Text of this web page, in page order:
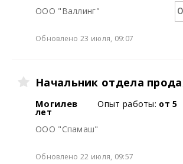
ООО "Валлинг"
Обновлено 23 июля, 09:07
Начальник отдела
Могилев Опыт работы: от 5
лет
ООО "Спамаш"
Обновлено 22 июля, 09:57